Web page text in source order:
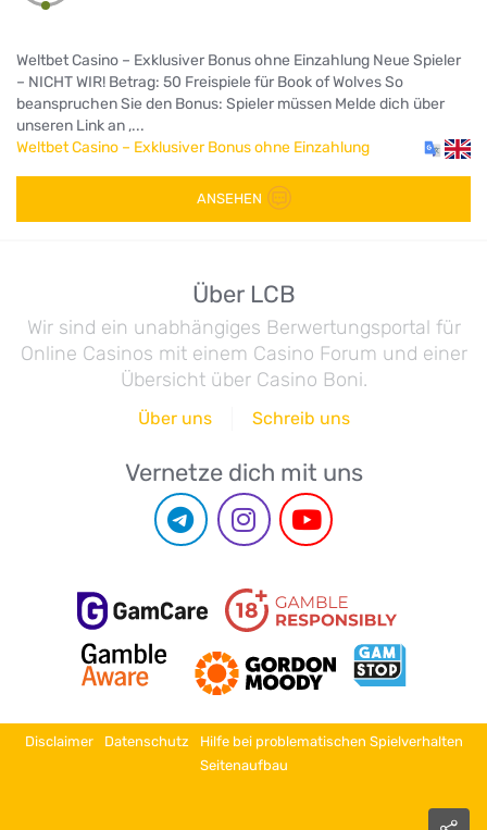
Weltbet Casino – Exklusiver Bonus ohne Einzahlung Neue Spieler
– NICHT WIR! Betrag: 50 Freispiele für Book of Wolves So
beanspruchen Sie den Bonus: Spieler müssen Melde dich über
unseren Link an ,...
Weltbet Casino – Exklusiver Bonus ohne Einzahlung
ANSEHEN
Über LCB
Wir sind ein unabhängiges Berwertungsportal für
Online Casinos mit einem Casino Forum und einer
Übersicht über Casino Boni.
Über uns Schreib uns
Vernetze dich mit uns
Disclaimer Datenschutz
Hilfe bei problematischen Spielverhalten
Seitenaufbau